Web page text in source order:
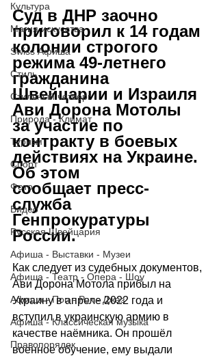
Культура
Магия искусства
Swiss Афиша
Стиль
Стильный четверг
Природа - Климат
Туризм
Спорт
Фото
Видео
Русская Швейцария
Афиша - Выставки - Музеи
Афиша - Театр - Опера - Шоу
Афиша - Поп - Рок - Джаз
Афиша - Классическая музыка
Правопорядок
Суд в ДНР заочно
приговорил к 14 годам
колонии строгого
режима 49-летнего
гражданина
Швейцарии и Израиля
Ави Дорона Мотолы
за участие по
контракту в боевых
действиях на Украине.
Об этом
сообщает пресс-
служба
Генпрокуратуры
России.
Как следует из судебных документов,
Ави Дорона Мотола прибыл на
Украину в апреле 2022 года и
вступил в украинскую армию в
качестве наёмника. Он прошёл
военное обучение, ему выдали